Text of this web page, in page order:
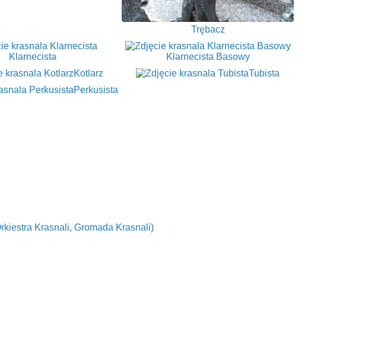
Trębacz
Klarnecista
Klarnecista Basowy
Kotlarz
Tubista
Perkusista
Krasnali, Gromada Krasnali)